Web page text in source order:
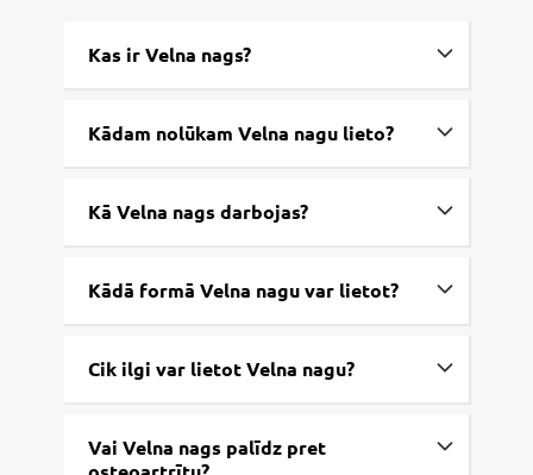
Kas ir Velna nags?
Kādam nolūkam Velna nagu lieto?
Kā Velna nags darbojas?
Kādā formā Velna nagu var lietot?
Cik ilgi var lietot Velna nagu?
Vai Velna nags palīdz pret